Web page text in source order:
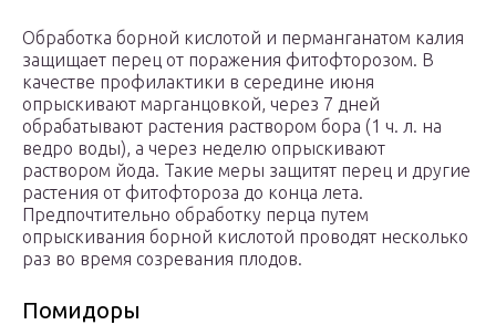
Обработка борной кислотой и перманганатом калия
защищает перец от поражения фитофторозом. В
качестве профилактики в середине июня
опрыскивают марганцовкой, через 7 дней
обрабатывают растения раствором бора (1 ч. л. на
ведро воды), а через неделю опрыскивают
раствором йода. Такие меры защитят перец и другие
растения от фитофтороза до конца лета.
Предпочтительно обработку перца путем
опрыскивания борной кислотой проводят несколько
раз во время созревания плодов.
Помидоры